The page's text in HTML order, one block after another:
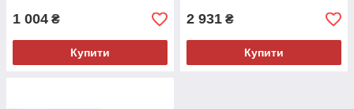
1 004 ₴
Купити
2 931 ₴
Купити